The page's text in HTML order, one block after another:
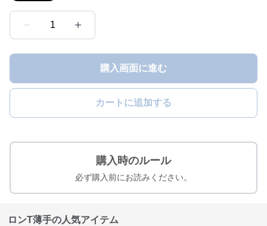
1
購入画面に進む
カートに追加する
購入時のルール
必ず購入前にお読みください。
ロンT薄手の人気アイテム